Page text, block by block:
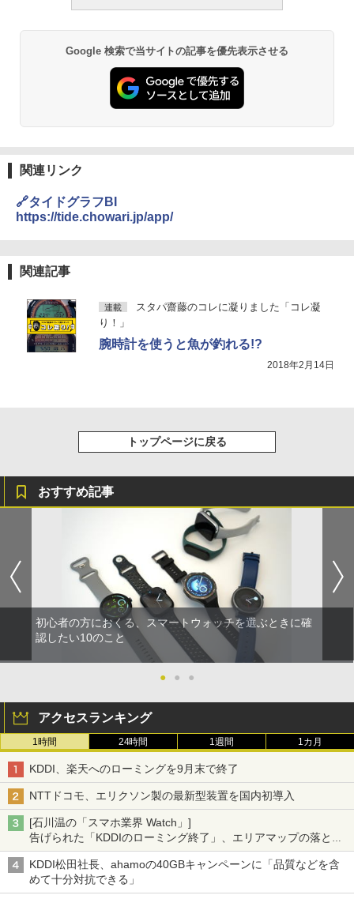
Google 検索で当サイトの記事を優先表示させる
関連リンク
🔗タイドグラフBI
https://tide.chowari.jp/app/
関連記事
連載
スタパ齋藤のコレに凝りました「コレ凝
り！」
腕時計を使うと魚が釣れる!?
2018年2月14日
トップページに戻る
おすすめ記事
初心者の方におくる、スマートウォッチを選ぶときに確
認したい10のこと
● ● ●
アクセスランキング
1時間 24時間 1週間 1カ月
KDDI、楽天へのローミングを9月末で終了
NTTドコモ、エリクソン製の最新型装置を国内初導入
[石川温の「スマホ業界 Watch」]
告げられた「KDDIのローミング終了」、エリアマップの落とし
穴と楽天モバイルの課題
KDDI松田社長、ahamoの40GBキャンペーンに「品質などを含
めて十分対抗できる」